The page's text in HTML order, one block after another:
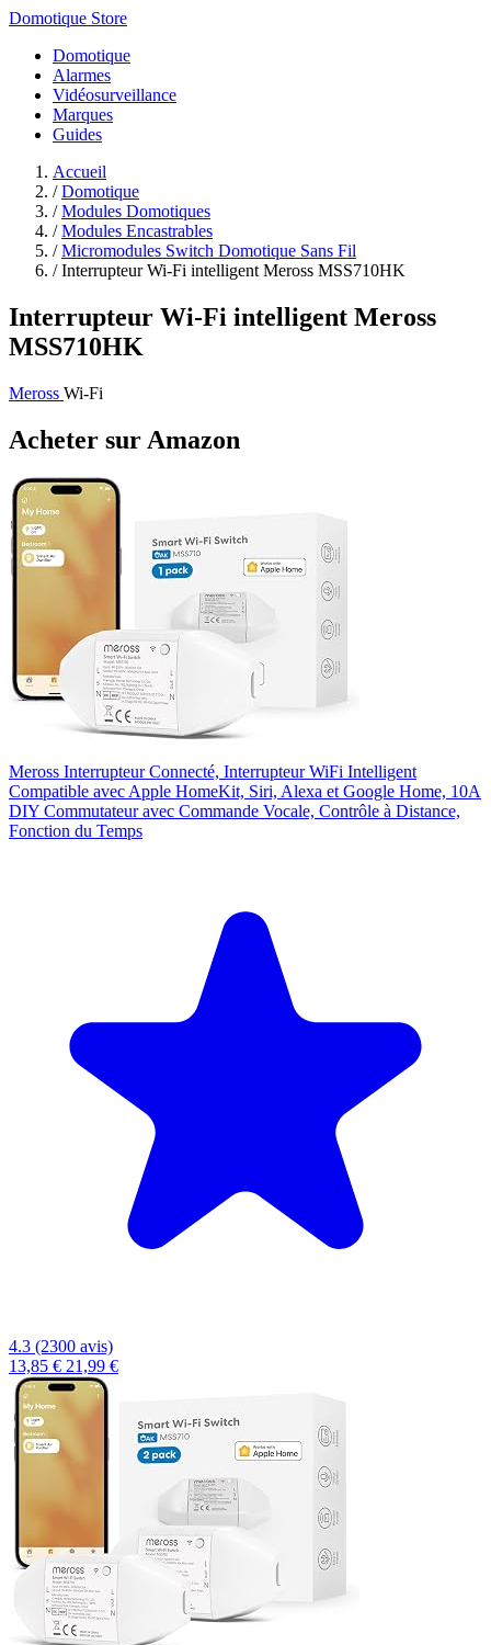
Domotique Store
Domotique
Alarmes
Vidéosurveillance
Marques
Guides
Accueil
/ Domotique
/ Modules Domotiques
/ Modules Encastrables
/ Micromodules Switch Domotique Sans Fil
/ Interrupteur Wi-Fi intelligent Meross MSS710HK
Interrupteur Wi-Fi intelligent Meross
MSS710HK
Meross Wi-Fi
Acheter sur Amazon
Meross Interrupteur Connecté, Interrupteur WiFi Intelligent
Compatible avec Apple HomeKit, Siri, Alexa et Google Home, 10A
DIY Commutateur avec Commande Vocale, Contrôle à Distance,
Fonction du Temps
4.3 (2300 avis)
13,85 € 21,99 €